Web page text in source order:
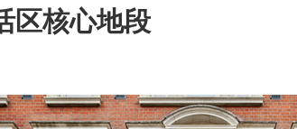
核心地段